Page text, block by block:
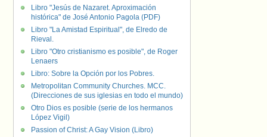
Libro "Jesús de Nazaret. Aproximación
histórica" de José Antonio Pagola (PDF)
Libro "La Amistad Espiritual", de Elredo de
Rieval.
Libro "Otro cristianismo es posible", de Roger
Lenaers
Libro: Sobre la Opción por los Pobres.
Metropolitan Community Churches. MCC.
(Direcciones de sus iglesias en todo el mundo)
Otro Dios es posible (serie de los hermanos
López Vigil)
Passion of Christ: A Gay Vision (Libro)